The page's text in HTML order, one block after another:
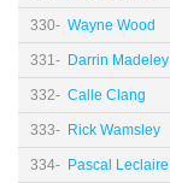
330- Wayne Wood
331- Darrin Madeley
332- Calle Clang
333- Rick Wamsley
334- Pascal Leclaire